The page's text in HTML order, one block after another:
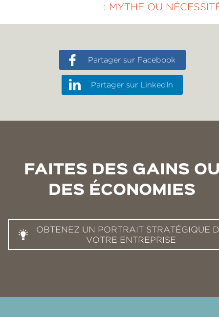
: MYTHE OU
Partager sur Facebook
Partager sur LinkedIn
FAITES DES GAINS
DES ÉCONOMIES
OBTENEZ UN PORTRAIT STRATÉGIQUE
VOTRE ENTREPRISE